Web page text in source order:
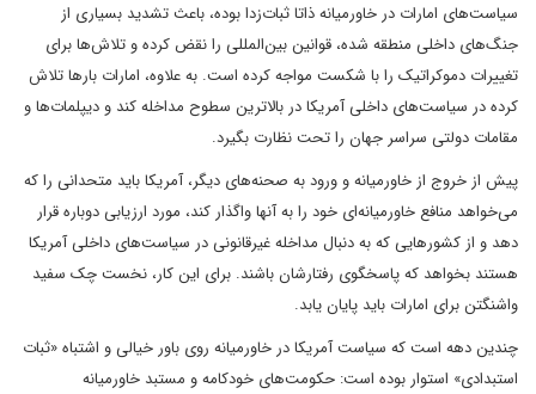
سیاست‌های امارات در خاورمیانه ذاتا ثبات‌زدا بوده، باعث تشدید بسیاری از
جنگ‌های داخلی منطقه شده، قوانین بین‌المللی را نقض کرده و تلاش‌ها برای
تغییرات دموکراتیک را با شکست مواجه کرده است. به علاوه، امارات بارها تلاش
کرده در سیاست‌های داخلی آمریکا در بالاترین سطوح مداخله کند و دیپلمات‌ها و
مقامات دولتی سراسر جهان را تحت نظارت بگیرد.
پیش از خروج از خاورمیانه و ورود به صحنه‌های دیگر، آمریکا باید متحدانی را که
می‌‌خواهد منافع خاورمیانه‌ای‌ خود را به آنها واگذار کند، مورد ارزیابی دوباره قرار
دهد و از کشورهایی که به دنبال مداخله غیرقانونی در سیاست‌های داخلی آمریکا
هستند بخواهد که پاسخگوی رفتارشان باشند. برای این‌ کار، نخست چک سفید
واشنگتن برای امارات باید پایان یابد.
چندین دهه است که سیاست آمریکا در خاورمیانه روی باور خیالی و اشتباه «ثبات
استبدادی» استوار بوده است: حکومت‌های خودکامه و مستبد خاورمیانه